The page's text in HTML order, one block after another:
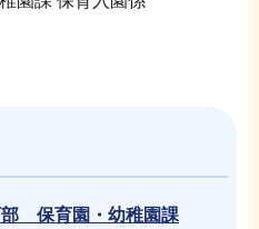
部 保育園・幼稚園課